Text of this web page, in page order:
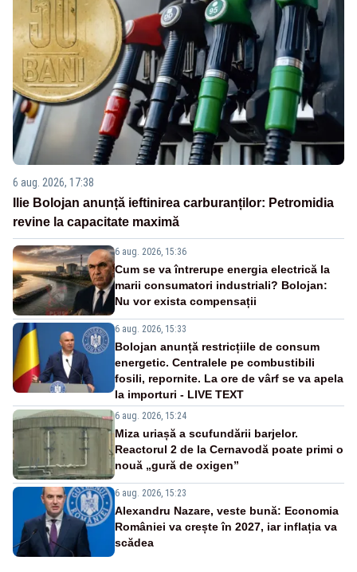
6 aug. 2026, 17:38
Ilie Bolojan anunță ieftinirea carburanților: Petromidia
revine la capacitate maximă
6 aug. 2026, 15:36
Cum se va întrerupe energia electrică la
marii consumatori industriali? Bolojan:
Nu vor exista compensații
6 aug. 2026, 15:33
Bolojan anunță restricțiile de consum
energetic. Centralele pe combustibili
fosili, repornite. La ore de vârf se va apela
la importuri - LIVE TEXT
6 aug. 2026, 15:24
Miza uriașă a scufundării barjelor.
Reactorul 2 de la Cernavodă poate primi o
nouă „gură de oxigen”
6 aug. 2026, 15:23
Alexandru Nazare, veste bună: Economia
României va crește în 2027, iar inflația va
scădea